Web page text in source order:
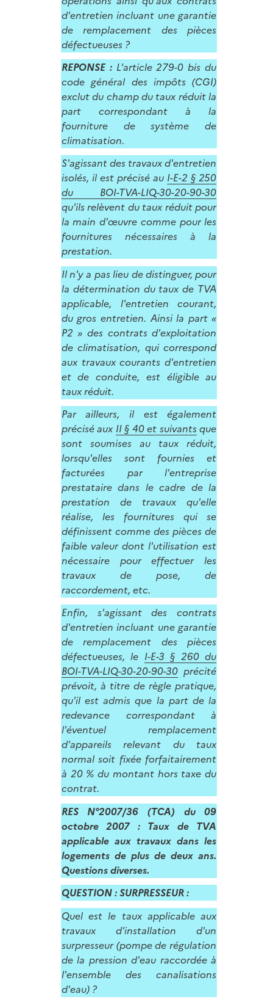
d'entretien incluant une garantie
de remplacement des pièces
défectueuses ?
REPONSE :L'article 279-0 bis du
code général des impôts (CGI)
exclut du champ du taux réduit la
part correspondant à la
fourniture de système de
climatisation.
S'agissant des travaux d'entretien
isolés, il est précisé au I-E-2 § 250
du BOI-TVA-LIQ-30-20-90-30
qu'ils relèvent du taux réduit pour
la main d'œuvre comme pour les
fournitures nécessaires à la
prestation.
Il n'y a pas lieu de distinguer, pour
la détermination du taux de TVA
applicable, l'entretien courant,
du gros entretien. Ainsi la part «
P2 » des contrats d'exploitation
de climatisation, qui correspond
aux travaux courants d'entretien
et de conduite, est éligible au
taux réduit.
Par ailleurs, il est également
précisé aux II § 40 et suivantsque
sont soumises au taux réduit,
lorsqu'elles sont fournies et
facturées par l'entreprise
prestataire dans le cadre de la
prestation de travaux qu'elle
réalise, les fournitures qui se
définissent comme des pièces de
faible valeur dont l'utilisation est
nécessaire pour effectuer les
travaux de pose, de
raccordement, etc.
Enfin, s'agissant des contrats
d'entretien incluant une garantie
de remplacement des pièces
défectueuses, le I-E-3 § 260 du
BOI-TVA-LIQ-30-20-90-30précité
prévoit, à titre de règle pratique,
qu'il est admis que la part de la
redevance correspondant à
l'éventuel remplacement
d'appareils relevant du taux
normal soit fixée forfaitairement
à 20 % du montant hors taxe du
contrat.
RES N°2007/36 (TCA) du 09
octobre 2007 : Taux de TVA
applicable aux travaux dans les
logements de plus de deux ans.
Questions diverses.
QUESTION : SURPRESSEUR :
Quel est le taux applicable aux
travaux d'installation d'un
surpresseur (pompe de régulation
de la pression d'eau raccordée à
l'ensemble des canalisations
d'eau) ?